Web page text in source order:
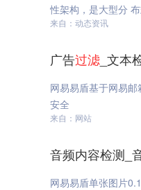
性架构，是大型分
来自：动态资讯
广告过滤 _文
网易易盾基于网易
安全
来自：网站
音频内容检测_
网易易盾单张图片